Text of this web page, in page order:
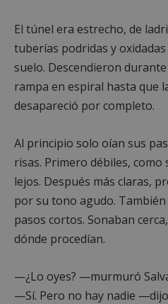
El túnel era estrecho, de
tuberías podridas y
suelo. Descendieron
rampa en espiral hasta que
desapareció por completo.
Al principio solo oían sus
risas. Primero débiles, como
lejos. Después más claras,
por su tono agudo.
pasos cortos. Sonaban
dónde procedían.
—¿Lo oyes? —murmuró
—Sí. Pero no hay nadie